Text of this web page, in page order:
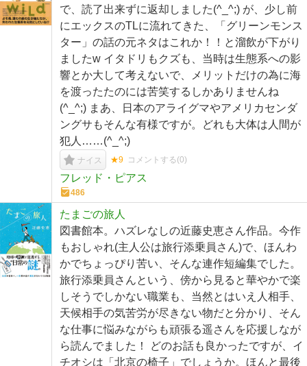
で、読了出来ずに返却しました(^_^;) が、少し前
にエックスのTLに流れてきた、「グリーンモンス
ター」の話の元ネタはこれか！！と溜飲が下がり
ましたw イタドリもクズも、当時は生態系への影
響とか大して考えないで、メリットだけの為に海
を渡ったたのには苦笑するしかありませんね
(^_^;) まあ、日本のアライグマやアメリカセンダ
ングサもそんな有様ですが。どれも大体は人間が
犯人……(^_^;)
ナイス ★9 コメントする(0)
フレッド・ピアス
486
たまごの旅人
図書館本。ハズレなしの近藤史恵さん作品。今作
もおしゃれ(主人公は旅行添乗員さん)で、ほんわ
かでちょっぴり苦い、そんな連作短編集でした。
旅行添乗員さんという、傍から見ると華やかで楽
しそうでしかない職業も、当然とはいえ人相手、
天候相手の気苦労が尽きない物だと分かり、そん
な仕事に悩みながらも頑張る遥さんを応援しなが
ら読んでました！ どのお話も良かったですが、イ
チオシは「北京の椅子」でしょうか。ほんと最後